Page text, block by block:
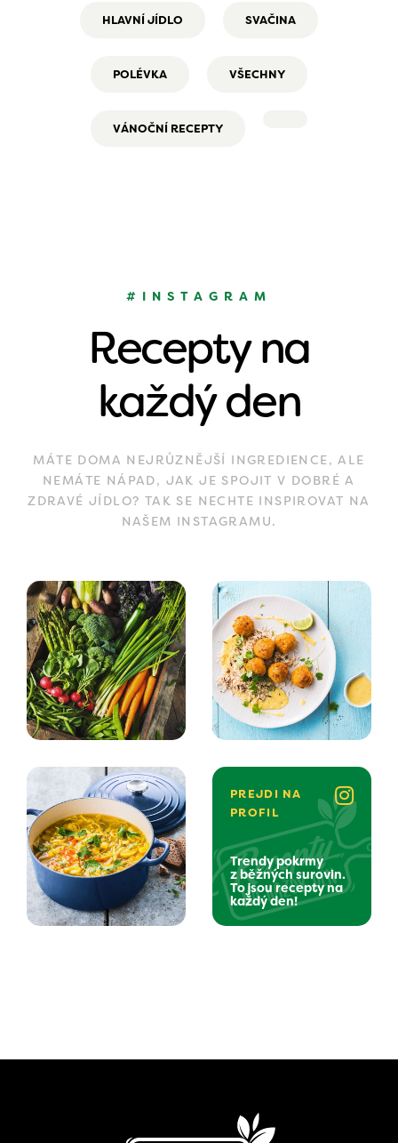
HLAVNÍ JÍDLO SVAČINA
POLÉVKA VŠECHNY
VÁNOČNÍ RECEPTY
#INSTAGRAM
Recepty na
každý den
MÁTE DOMA NEJRŮZNĚJŠÍ INGREDIENCE, ALE
NEMÁTE NÁPAD, JAK JE SPOJIT V DOBRÉ A
ZDRAVÉ JÍDLO? TAK SE NECHTE INSPIROVAT NA
NAŠEM INSTAGRAMU.
PREJDI NA
PROFIL
Trendy pokrmy
z běžných surovin.
To jsou recepty na
každý den!